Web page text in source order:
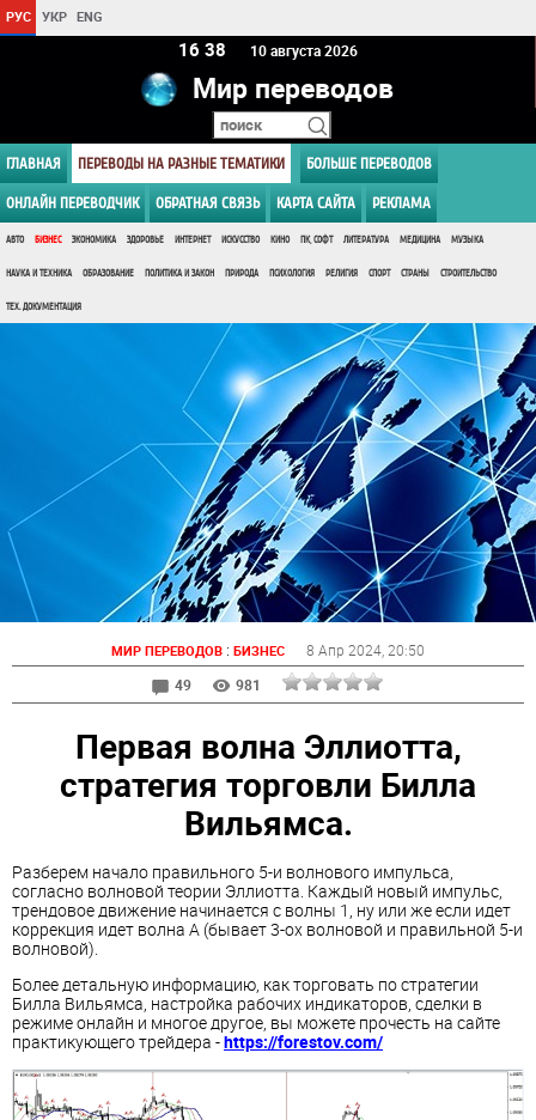
РУС УКР ENG
16:38 10 августа 2026
Мир переводов
ГЛАВНАЯ ПЕРЕВОДЫ НА РАЗНЫЕ ТЕМАТИКИ БОЛЬШЕ ПЕРЕВОДОВ
ОНЛАЙН ПЕРЕВОДЧИК ОБРАТНАЯ СВЯЗЬ КАРТА САЙТА РЕКЛАМА
АВТО БИЗНЕС ЭКОНОМИКА ЗДОРОВЬЕ ИНТЕРНЕТ ИСКУССТВО КИНО ПК, СОФТ ЛИТЕРАТУРА МЕДИЦИНА МУЗЫКА
НАУКА И ТЕХНИКА ОБРАЗОВАНИЕ ПОЛИТИКА И ЗАКОН ПРИРОДА ПСИХОЛОГИЯ РЕЛИГИЯ СПОРТ СТРАНЫ СТРОИТЕЛЬСТВО
ТЕХ. ДОКУМЕНТАЦИЯ
МИР ПЕРЕВОДОВ : БИЗНЕС 8 Апр 2024 , 20:50
49
981
Первая волна Эллиотта,
стратегия торговли Билла
Вильямса.
Разберем начало правильного 5-и волнового импульса,
согласно волновой теории Эллиотта. Каждый новый импульс,
трендовое движение начинается с волны 1, ну или же если идет
коррекция идет волна А (бывает 3-ох волновой и правильной 5-и
волновой).
Более детальную информацию, как торговать по стратегии
Билла Вильямса, настройка рабочих индикаторов, сделки в
режиме онлайн и многое другое, вы можете прочесть на сайте
практикующего трейдера -https://forestov.com/